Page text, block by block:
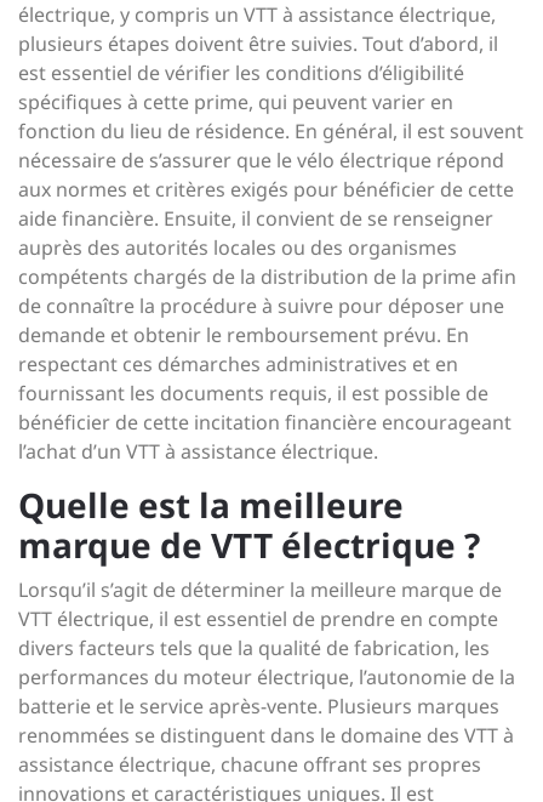
électrique, y compris un VTT à assistance électrique,
plusieurs étapes doivent être suivies. Tout d’abord, il
est essentiel de vérifier les conditions d’éligibilité
spécifiques à cette prime, qui peuvent varier en
fonction du lieu de résidence. En général, il est souvent
nécessaire de s’assurer que le vélo électrique répond
aux normes et critères exigés pour bénéficier de cette
aide financière. Ensuite, il convient de se renseigner
auprès des autorités locales ou des organismes
compétents chargés de la distribution de la prime afin
de connaître la procédure à suivre pour déposer une
demande et obtenir le remboursement prévu. En
respectant ces démarches administratives et en
fournissant les documents requis, il est possible de
bénéficier de cette incitation financière encourageant
l’achat d’un VTT à assistance électrique.
Quelle est la meilleure
marque de VTT électrique ?
Lorsqu’il s’agit de déterminer la meilleure marque de
VTT électrique, il est essentiel de prendre en compte
divers facteurs tels que la qualité de fabrication, les
performances du moteur électrique, l’autonomie de la
batterie et le service après-vente. Plusieurs marques
renommées se distinguent dans le domaine des VTT à
assistance électrique, chacune offrant ses propres
innovations et caractéristiques uniques. Il est